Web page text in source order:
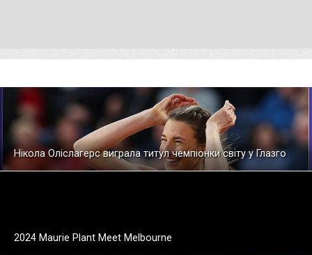
Нікола Оліслагерс виграла титул чемпіонки світу у Глазго
2024 Maurie Plant Meet Melbourne